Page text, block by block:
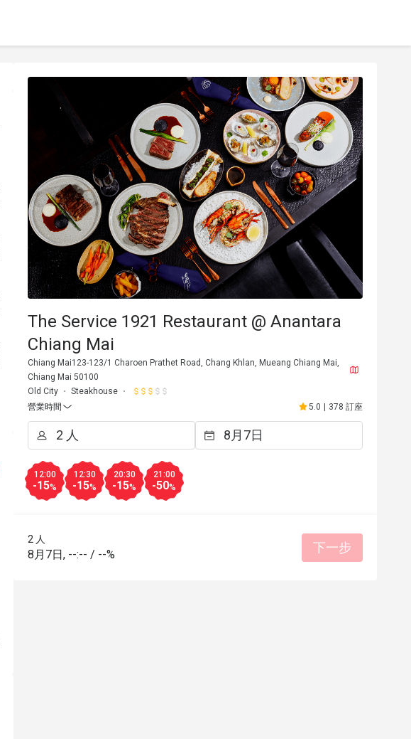
餐點美味 餐點美味 態度親切
The Service 1921 Restaurant @ Anantara
Chiang Mai
Chiang Mai123-123/1 Charoen Prathet Road, Chang Khlan, Mueang Chiang Mai,
Chiang Mai 50100
Old City
Steakhouse
營業時間
5.0 378 訂座
12:00
-15%
12:30
-15%
20:30
-15%
21:00
-50%
2 人
8月7日, --:-- / --% 下一步